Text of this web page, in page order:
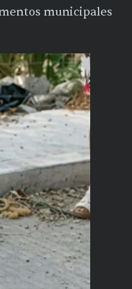
municipales